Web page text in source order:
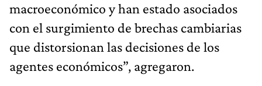
macroeconómico y han estado asociados
con el surgimiento de brechas cambiarias
que distorsionan las decisiones de los
agentes económicos”, agregaron.